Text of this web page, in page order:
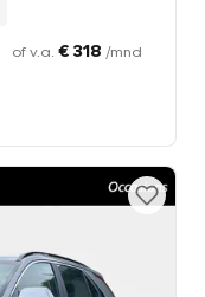
of v.a. € 318 /mnd